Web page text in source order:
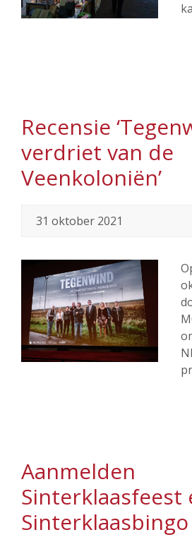
Recensie
verdriet van de
Veenkoloniën’
31 oktober 2021
Aanmelden
Sinterklaasfeest
Sinterklaasbingo